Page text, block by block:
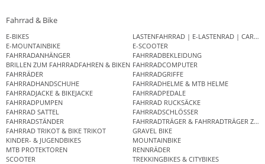
Fahrrad & Bike
E-BIKES
LASTENFAHRRAD | E-LASTENRAD |
E-MOUNTAINBIKE
E-SCOOTER
FAHRRADANHÄNGER
FAHRRADBEKLEIDUNG
BRILLEN ZUM FAHRRADFAHREN & BIKEN FAHRRADCOMPUTER
FAHRRÄDER
FAHRRADGRIFFE
FAHRRADHANDSCHUHE
FAHRRADHELME & MTB HELME
FAHRRADJACKE & BIKEJACKE
FAHRRADPEDALE
FAHRRADPUMPEN
FAHRRAD RUCKSÄCKE
FAHRRAD SATTEL
FAHRRADSCHLÖSSER
FAHRRADSTÄNDER
FAHRRADTRÄGER & FAHRRADTRÄGER
FAHRRAD TRIKOT & BIKE TRIKOT
GRAVEL BIKE
KINDER- & JUGENDBIKES
MOUNTAINBIKE
MTB PROTEKTOREN
RENNRÄDER
SCOOTER
TREKKINGBIKES & CITYBIKES